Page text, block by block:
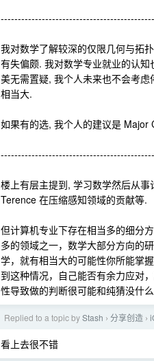
我对数学了解较深的仅限几何与拓
有失偏颇. 我对数学专业就业的认
美无需置疑, 我个人未来也不会考
相当大.
如果有的选, 我个人的建议是 Major
楼上有层主提到, 学习数学然后从
Terence 在压缩感知领域的贡献等.
但计算机专业下存在相当多的细分
多的领域之一，数学大部分方向的
学，就有相当大的可能性你所能掌
到这种情况，自己能否有余力应对
性导致做的判断很可能和纯猜没什
Replied to a topic byStash › 分享创造 ›
看上去很不错